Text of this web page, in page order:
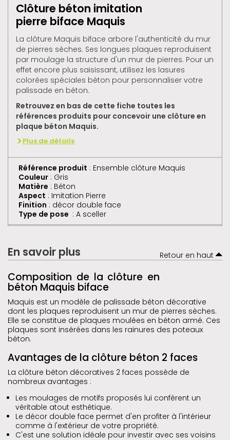
Clôture béton imitation
pierre biface Maquis
La clôture Maquis biface arbore l'authenticité du mur
de pierres sèches. Ses longues plaques reproduisent
par moulage la structure d'un mur de pierres. Pour un
effet encore plus saisissant, utilisez les lasures
colorées spéciales béton pour personnaliser votre
palissade en béton.
Retrouvez en bas de cette fiche toutes les
références produits pour concevoir une clôture en
plaque béton Maquis.
Plus de détails
Référence produit : Ensemble clôture Maquis
Couleur : Gris
Matière : Béton
Aspect : Imitation Pierre
Finition : décor double face
Type de pose : A sceller
En savoir plus Retour en haut
Composition de la clôture en
béton Maquis biface
Maquis est un modèle de palissade béton décorative
dont les plaques reproduisent un mur de pierres sèches.
Elle se constitue de plaques moulées en béton armé. Ces
plaques sont insérées dans les rainures des poteaux
béton.
Avantages de la clôture béton 2 faces
La clôture béton décoratives 2 faces possède de
nombreux avantages :
Les moulages de motifs proposés lui confèrent un
véritable atout esthétique.
Le décor double face permet d'en profiter à l'intérieur
comme à l'extérieur de votre propriété.
C'est une solution idéale pour investir avec ses voisins